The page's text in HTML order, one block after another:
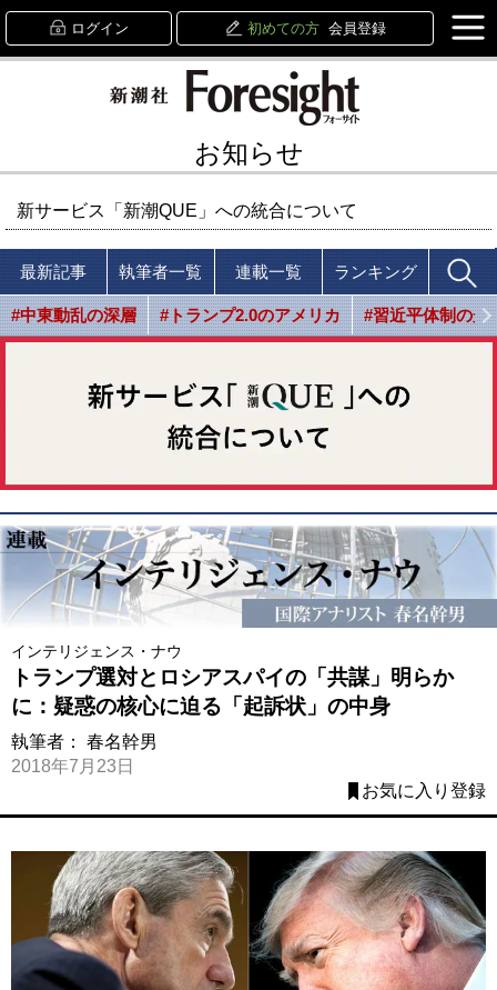
ログイン 初めての方 会員登録
お知らせ
新サービス「新潮QUE」への統合について
最新記事 執筆者一覧 連載一覧 ランキング
#中東動乱の深層 #トランプ2.0のアメリカ #習近平体制の光
インテリジェンス・ナウ
トランプ選対とロシアスパイの「共謀」明らか
に：疑惑の核心に迫る「起訴状」の中身
執筆者： 春名幹男
2018年7月23日
お気に入り登録